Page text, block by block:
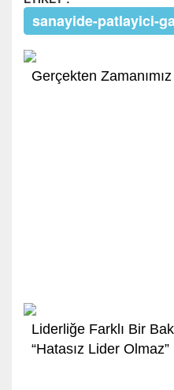
sanayide-patlayici-
Gerçekten
Liderliğe Farklı Bir
“Hatasız Lider